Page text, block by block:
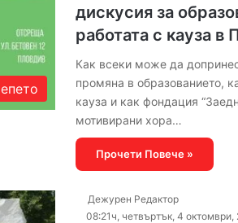
дискусия за
работата с кауза в
Как всеки може да
промяна в образованието,
кауза и как фондация
мотивирани хора…
Прочети Повече »
Дежурен Редактор
08:21ч, четвъртък, 4 октомври,